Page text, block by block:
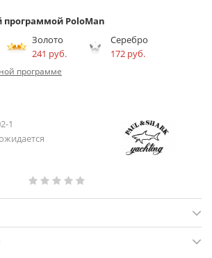
программой PoloMan
Золото
241 руб.
Серебро
172 руб.
программе
1